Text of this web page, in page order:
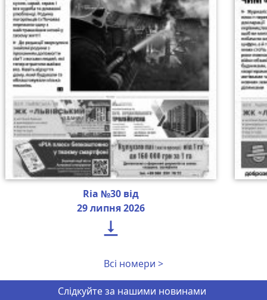
Ria №30 від
29 липня 2026

Всі номери >
Слідкуйте за нашими новинами